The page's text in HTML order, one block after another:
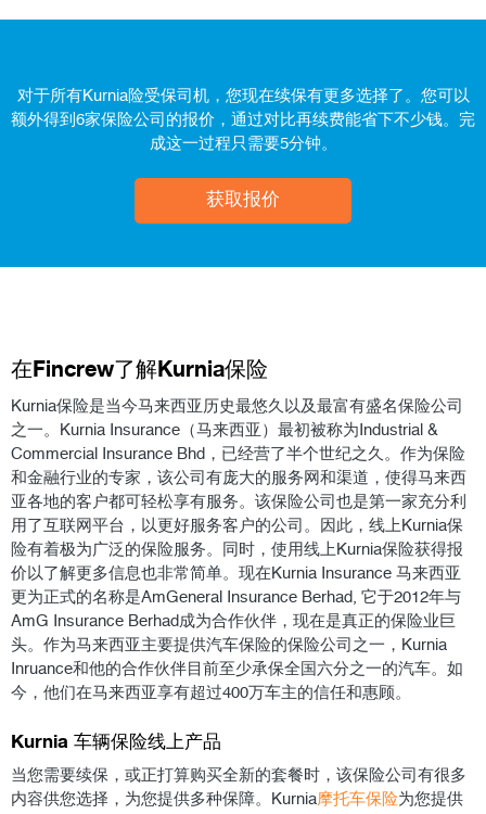
对于所有Kurnia险受保司机，您现在续保有更多选择了。您可以
额外得到6家保险公司的报价，通过对比再续费能省下不少钱。完
成这一过程只需要5分钟。
获取报价
在Fincrew了解Kurnia保险
Kurnia保险是当今马来西亚历史最悠久以及最富有盛名保险公司
之一。Kurnia Insurance（马来西亚）最初被称为Industrial &
Commercial Insurance Bhd，已经营了半个世纪之久。作为保险
和金融行业的专家，该公司有庞大的服务网和渠道，使得马来西
亚各地的客户都可轻松享有服务。该保险公司也是第一家充分利
用了互联网平台，以更好服务客户的公司。因此，线上Kurnia保
险有着极为广泛的保险服务。同时，使用线上Kurnia保险获得报
价以了解更多信息也非常简单。现在Kurnia Insurance 马来西亚
更为正式的名称是AmGeneral Insurance Berhad, 它于2012年与
AmG Insurance Berhad成为合作伙伴，现在是真正的保险业巨
头。作为马来西亚主要提供汽车保险的保险公司之一，Kurnia
Inruance和他的合作伙伴目前至少承保全国六分之一的汽车。如
今，他们在马来西亚享有超过400万车主的信任和惠顾。
Kurnia 车辆保险线上产品
当您需要续保，或正打算购买全新的套餐时，该保险公司有很多
内容供您选择，为您提供多种保障。Kurnia摩托车保险为您提供